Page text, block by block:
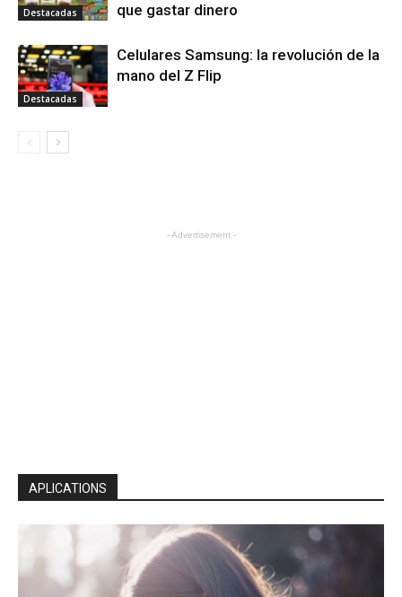
Destacadas
que gastar dinero
Destacadas
Celulares Samsung: la revolución de la
mano del Z Flip
- Advertisement -
APLICATIONS